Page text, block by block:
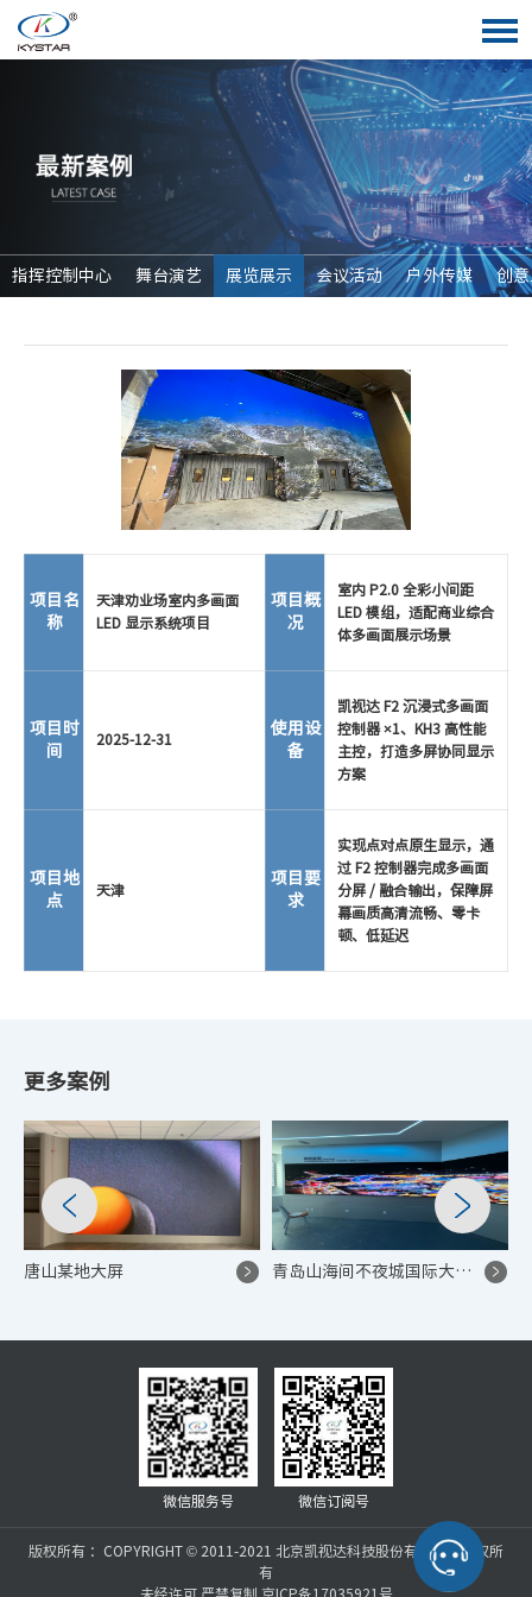
指挥控制中心 舞台演艺 展览展示 会议活动 户外传媒 创
项目名
称
天津劝业场室内多画面
LED 显示系统项目
项目概
况
室内 P2.0 全彩小间距
LED 模组，适配商业综合
体多画面展示场景
项目时
间
2025-12-31
使用设
备
凯视达 F2 沉浸式多画面
控制器 ×1、KH3 高性能
主控，打造多屏协同显示
方案
项目地
点
天津
项目要
求
实现点对点原生显示，通
过 F2 控制器完成多画面
分屏 / 融合输出，保障屏
幕画质高清流畅、零卡
顿、低延迟
更多案例
唐山某地大屏 青岛山海间不夜城国际大马戏 P1.53 LED 演艺显示项目
微信服务号 微信订阅号
版权所有 ：COPYRIGHT © 2011-2021 北京凯视达科技股份有限公司版权所
有
未经许可 严禁复制 京ICP备17035921号